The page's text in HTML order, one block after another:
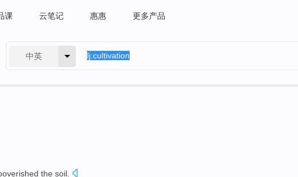
课 云笔记 惠惠 更多产品
中英
the soil